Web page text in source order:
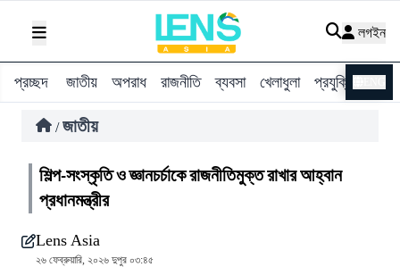
লগইন
প্রচ্ছদ জাতীয় অপরাধ রাজনীতি ব্যবসা খেলাধুলা প্রযুক্তি
/ জাতীয়
শিল্প-সংস্কৃতি ও জ্ঞানচর্চাকে রাজনীতিমুক্ত রাখার আহ্বান
প্রধানমন্ত্রীর
Lens Asia
২৬ ফেব্রুয়ারি, ২০২৬ দুপুর ০৩:৪৫